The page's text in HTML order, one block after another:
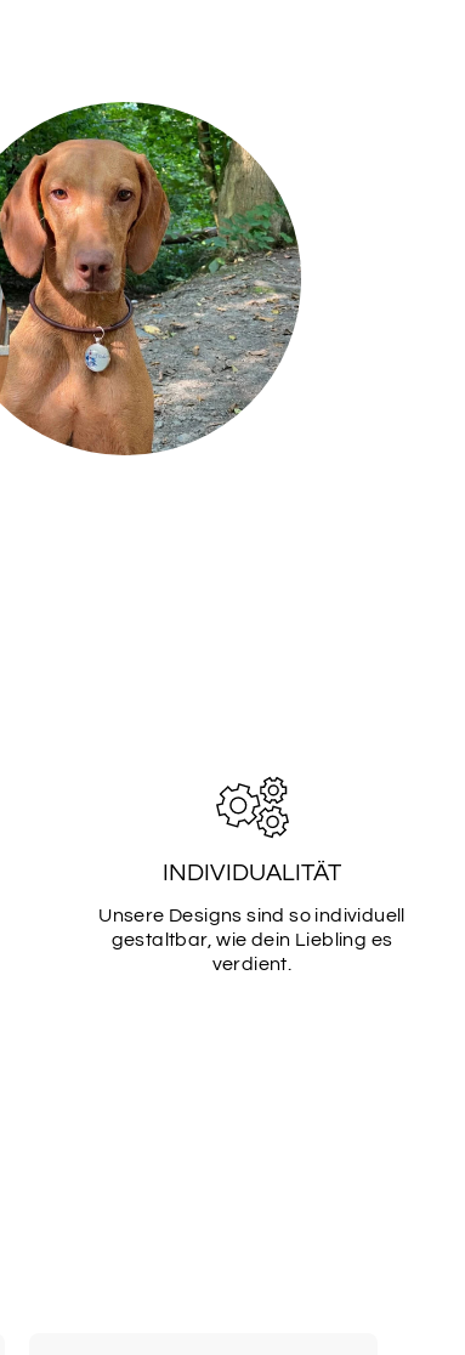
INDIVIDUALITÄT
Unsere Designs sind so individuell
gestaltbar, wie dein Liebling es
verdient.